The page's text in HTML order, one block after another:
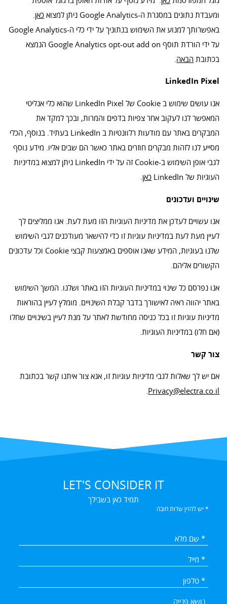
ומעבדת נתונים במסגרת ה-Google Analytics ניתן למצוא
כאן.
באפשרותך למנוע את השימוש בנתוניך על ידי כלי ה-Google Analytics
על ידי הורדת תוסף Google Analytics opt-out add on הנמצא
בכתובת הבאה
LinkedIn Pixel
אנו עושים שימוש ב Cookie של LinkedIn Pixel שהוא כלי אנליטי
המאפשר לנו לעקוב אחר צפיות בדפים והמרות, ובכך למקד את
המבקרים באתר עם מודעות רלוונטיות ב LinkedIn בעתיד. בנוסף, הכלי
מסייע לנו לזהות מבקרים חוזרים באתר כאשר הם שבים אליו. מידע נוסף
לגבי אופן השימוש ב-Cookie זה על ידי LinkedIn ניתן למצוא במדיניות
העוגיות של LinkedIn
כאן.
שינויים ועדכונים
אנו עשויים לעדכן את מדיניות העוגיות הזו מעת לעת. אנו ממליצים לך
לעיין מעת לעת במדיניות עוגיות זו כדי להישאר מעודכנים לגבי השימוש
שלנו בעוגיות, המידע שאנו אוספים באמצעות קבצי Cookie וכל עדכונים
הקשורים אליהם.
אנו נפרסם כל שינוי במדיניות העוגיות הזו באתר ושלנו. המשך השימוש
באתר יהווה ראיה לאישורך בדבר קבלת השינויים. מומלץ לעיין בהוראות
מדיניות עוגיות זו בכל כניסה מחודשת לאתר על מנת לעיין בשינויים שחלו
(אם חלו) במדיניות העוגיות.
צור קשר
אם יש לך שאלות לגבי מדיניות עוגיות זו, אנא צור איתנו קשר בכתובת
Privacy@electra.co.il
.
LET'S CONSIDER IT
תמיד כאן בשבילך
* יש להזין שדות חובה